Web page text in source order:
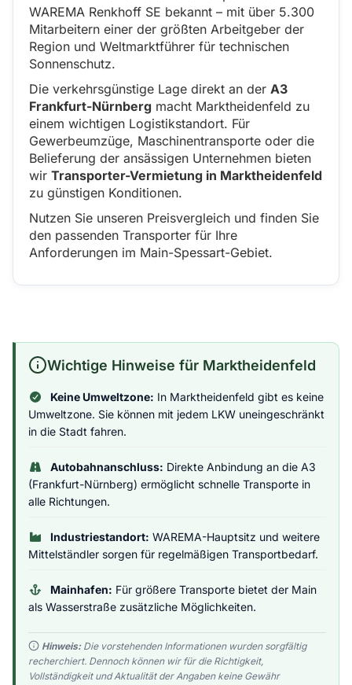
WAREMA Renkhoff SE bekannt – mit über 5.300
Mitarbeitern einer der größten Arbeitgeber der
Region und Weltmarktführer für technischen
Sonnenschutz.
Die verkehrsgünstige Lage direkt an der A3
Frankfurt-Nürnberg macht Marktheidenfeld zu
einem wichtigen Logistikstandort. Für
Gewerbeumzüge, Maschinentransporte oder die
Belieferung der ansässigen Unternehmen bieten
wir Transporter-Vermietung in Marktheidenfeld
zu günstigen Konditionen.
Nutzen Sie unseren Preisvergleich und finden Sie
den passenden Transporter für Ihre
Anforderungen im Main-Spessart-Gebiet.
Wichtige Hinweise für Marktheidenfeld
Keine Umweltzone: In Marktheidenfeld gibt es keine
Umweltzone. Sie können mit jedem LKW uneingeschränkt
in die Stadt fahren.
Autobahnanschluss: Direkte Anbindung an die A3
(Frankfurt-Nürnberg) ermöglicht schnelle Transporte in
alle Richtungen.
Industriestandort: WAREMA-Hauptsitz und weitere
Mittelständler sorgen für regelmäßigen Transportbedarf.
Mainhafen: Für größere Transporte bietet der Main
als Wasserstraße zusätzliche Möglichkeiten.
Hinweis:Die vorstehenden Informationen wurden sorgfältig
recherchiert. Dennoch können wir für die Richtigkeit,
Vollständigkeit und Aktualität der Angaben keine Gewähr